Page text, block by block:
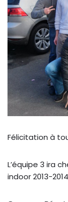
Félicitation à
L’équipe 3 ira
indoor 2013-